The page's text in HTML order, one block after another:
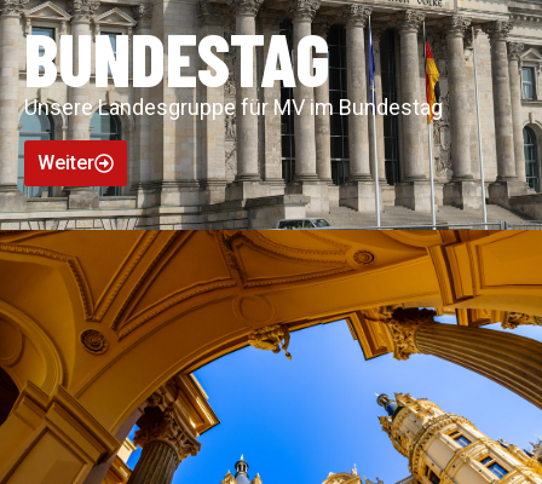
BUNDESTAG
Unsere Landesgruppe für MV im Bundestag
Weiter